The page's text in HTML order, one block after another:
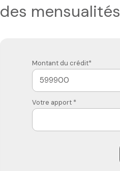
des mensualités
Montant du crédit*
Votre apport *